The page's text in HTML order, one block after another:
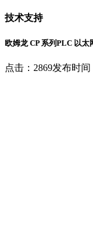
技术支持
欧姆龙 CP 系列PLC 以
点击：2869发布时间